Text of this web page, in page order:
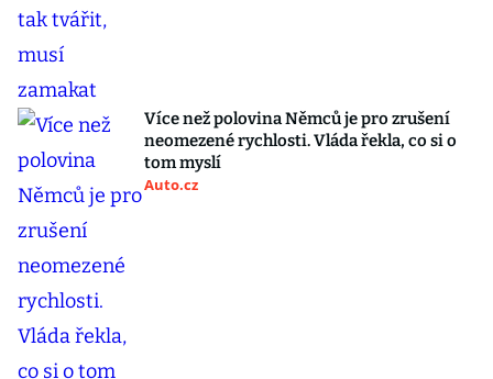
Více než polovina Němců je pro zrušení
neomezené rychlosti. Vláda řekla, co si o
tom myslí
Auto.cz